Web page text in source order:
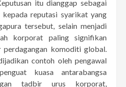
itu dianggap sebagai
reputasi syarikat yang
tersebut, selain menjadi
korporat paling signifikan
perdagangan komoditi global.
contoh oleh pengawal
kuasa antarabangsa
tadbir urus korporat,